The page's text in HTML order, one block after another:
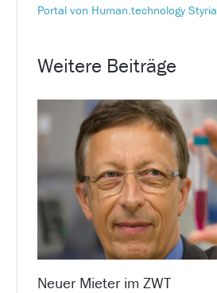
Portal von Human.technology Styria
Weitere Beiträge
Neuer Mieter im ZWT